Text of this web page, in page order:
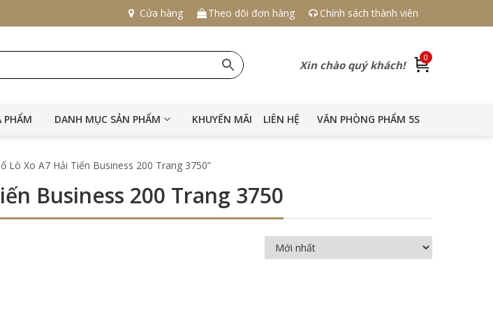
Cửa hàng Theo dõi đơn hàng Chính sách thành viên
Xin chào quý khách!
0
PHẨM DANH MỤC SẢN PHẨM KHUYẾN MÃI LIÊN HỆ VĂN PHÒNG PHẨM 5S
Lò Xo A7 Hải Tiến Business 200 Trang 3750”
Business 200 Trang 3750